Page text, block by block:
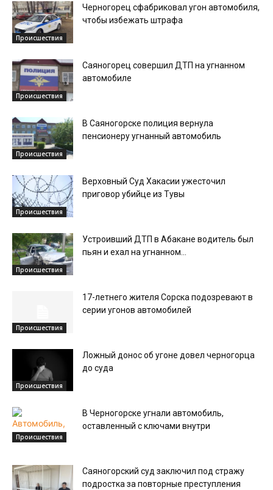
Происшествия
Черногорец сфабриковал угон автомобиля,
чтобы избежать штрафа
Происшествия
Саяногорец совершил ДТП на угнанном
автомобиле
Происшествия
В Саяногорске полиция вернула
пенсионеру угнанный автомобиль
Происшествия
Верховный Суд Хакасии ужесточил
приговор убийце из Тувы
Происшествия
Устроивший ДТП в Абакане водитель был
пьян и ехал на угнанном...
Происшествия
17-летнего жителя Сорска подозревают в
серии угонов автомобилей
Происшествия
Ложный донос об угоне довел черногорца
до суда
Происшествия
В Черногорске угнали автомобиль,
оставленный с ключами внутри
Саяногорский суд заключил под стражу
подростка за повторные преступления